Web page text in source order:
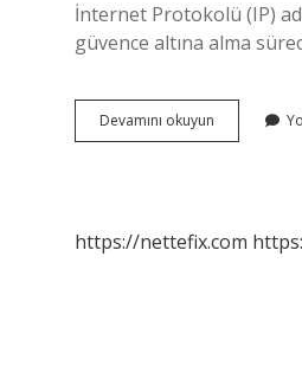
İnternet Protokolü (IP)
güvence altına alma
Devamını okuyun
Liste
https://nettefix.com